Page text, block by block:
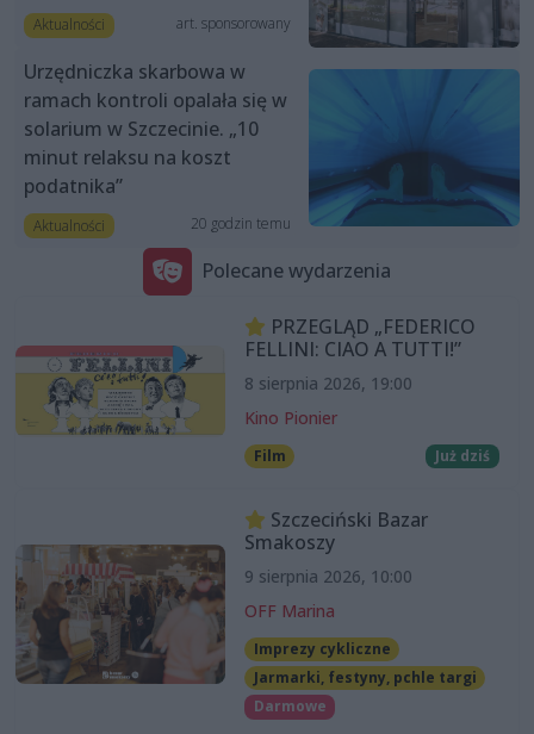
Aktualności art. sponsorowany
Urzędniczka skarbowa w
ramach kontroli opalała się w
solarium w Szczecinie. „10
minut relaksu na koszt
podatnika”
Aktualności 20 godzin temu
Polecane wydarzenia
PRZEGLĄD „FEDERICO
FELLINI: CIAO A TUTTI!”
8 sierpnia 2026, 19:00
Kino Pionier
Film Już dziś
Szczeciński Bazar
Smakoszy
9 sierpnia 2026, 10:00
OFF Marina
Imprezy cykliczne
Jarmarki, festyny, pchle targi
Darmowe